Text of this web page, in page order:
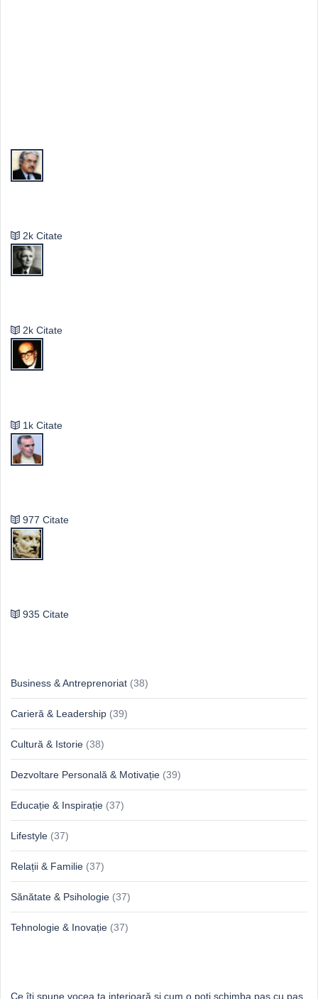
2k Citate
2k Citate
1k Citate
977 Citate
935 Citate
Business & Antreprenoriat (38)
Carieră & Leadership (39)
Cultură & Istorie (38)
Dezvoltare Personală & Motivație (39)
Educație & Inspirație (37)
Lifestyle (37)
Relații & Familie (37)
Sănătate & Psihologie (37)
Tehnologie & Inovație (37)
Ce îți spune vocea ta interioară și cum o poți schimba pas cu pas